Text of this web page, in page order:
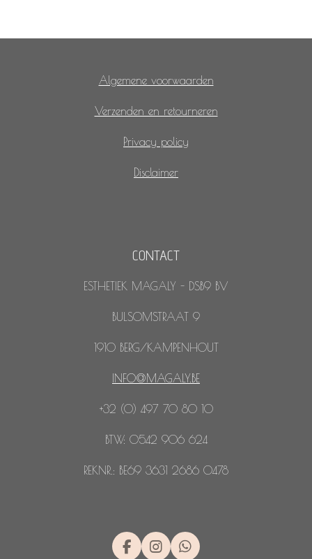
Algemene voorwaarden
Verzenden en retourneren
Privacy policy
Disclaimer
CONTACT
ESTHETIEK MAGALY - DSB9 BV
BULSOMSTRAAT 9
1910 BERG/KAMPENHOUT
INFO@MAGALY.BE
+32 (0) 497 70 80 10
BTW: 0542 906 624
REKNR.: BE69 3631 2686 0478
F
I
W